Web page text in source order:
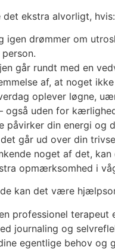
det ekstra alvorligt, hvis:
igen drømmer om
går rundt med en
af, at noget
oplever løgne,
også uden for
påvirker din energi og
går ud over din
noget af det,
opmærksomhed i
kan det være
professionel terapeut
journaling og
egentlige behov og